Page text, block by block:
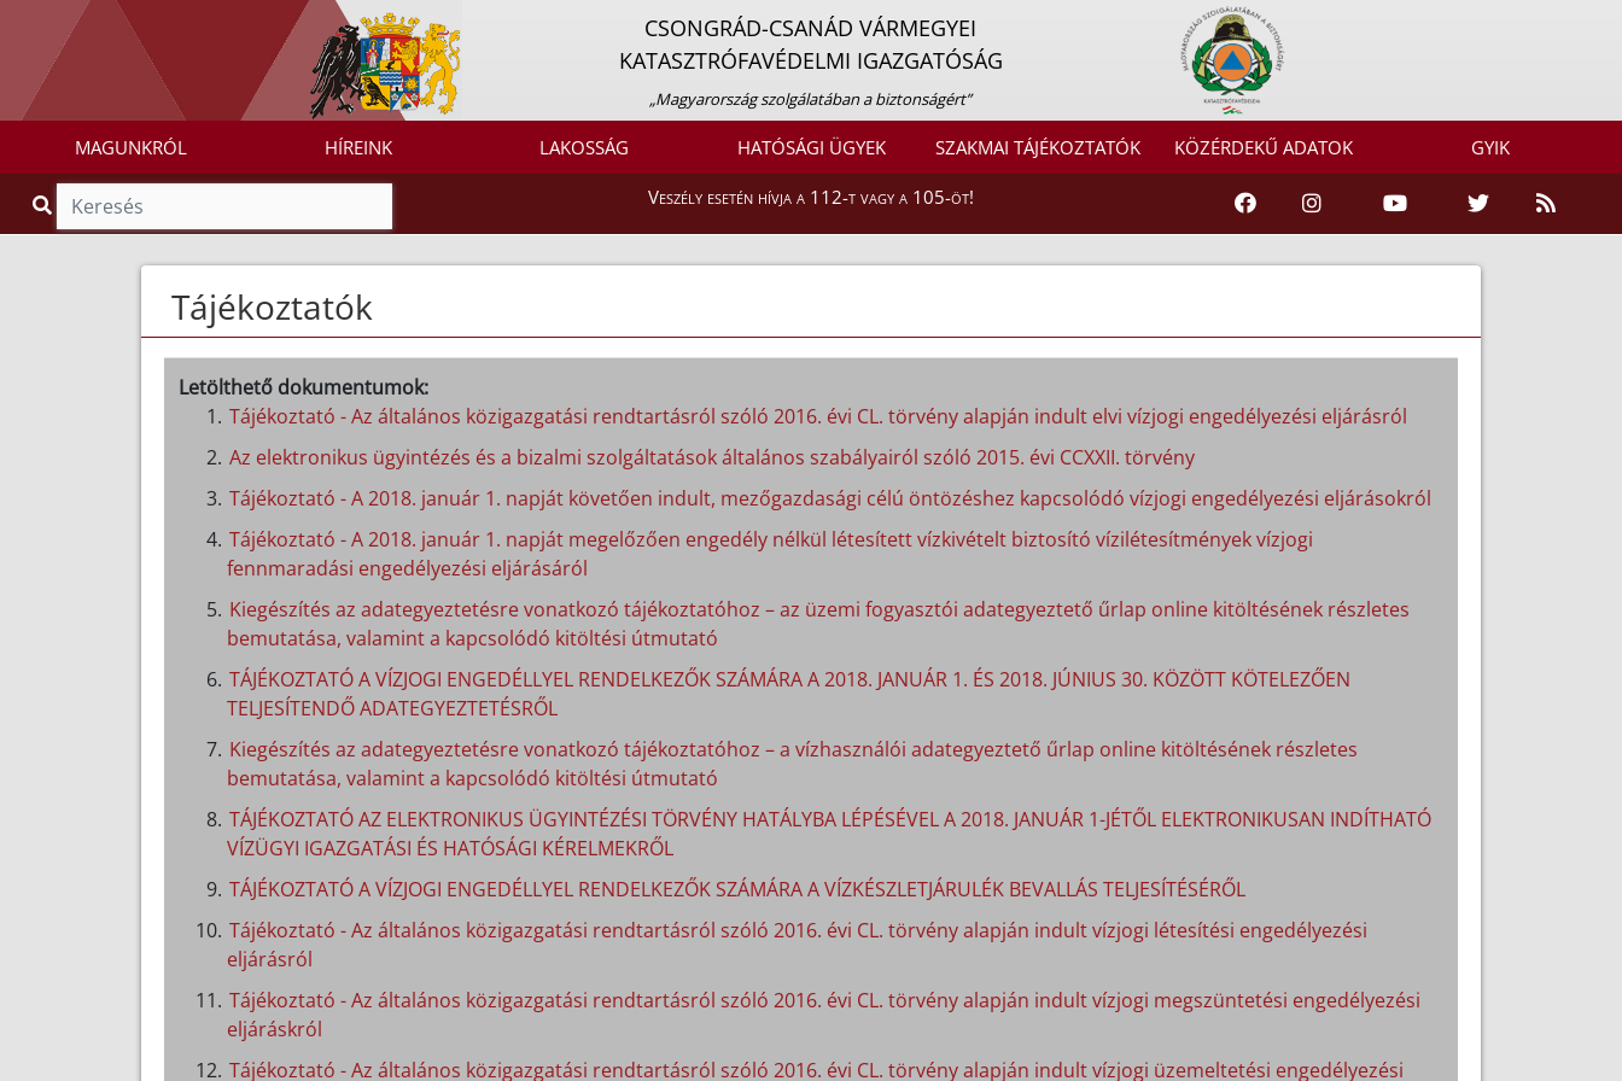
CSONGRÁD-CSANÁD VÁRMEGYEI
KATASZTRÓFAVÉDELMI IGAZGATÓSÁG
„Magyarország szolgálatában a biztonságért”
MAGUNKRÓL HÍREINK LAKOSSÁG HATÓSÁGI ÜGYEK SZAKMAI TÁJÉKOZTATÓK KÖZÉRDEKŰ ADATOK GYIK
Veszély esetén hívja a 112-t vagy a 105-öt!
Tájékoztatók
Letölthető dokumentumok:
Tájékoztató - Az általános közigazgatási rendtartásról szóló 2016. évi CL. törvény alapján indult elvi vízjogi engedélyezési eljárásról
Az elektronikus ügyintézés és a bizalmi szolgáltatások általános szabályairól szóló 2015. évi CCXXII. törvény
Tájékoztató - A 2018. január 1. napját követően indult, mezőgazdasági célú öntözéshez kapcsolódó vízjogi engedélyezési eljárásokról
Tájékoztató - A 2018. január 1. napját megelőzően engedély nélkül létesített vízkivételt biztosító vízilétesítmények vízjogi
fennmaradási engedélyezési eljárásáról
Kiegészítés az adategyeztetésre vonatkozó tájékoztatóhoz – az üzemi fogyasztói adategyeztető űrlap online kitöltésének részletes
bemutatása, valamint a kapcsolódó kitöltési útmutató
TÁJÉKOZTATÓ A VÍZJOGI ENGEDÉLLYEL RENDELKEZŐK SZÁMÁRA A 2018. JANUÁR 1. ÉS 2018. JÚNIUS 30. KÖZÖTT KÖTELEZŐEN
TELJESÍTENDŐ ADATEGYEZTETÉSRŐL
Kiegészítés az adategyeztetésre vonatkozó tájékoztatóhoz – a vízhasználói adategyeztető űrlap online kitöltésének részletes
bemutatása, valamint a kapcsolódó kitöltési útmutató
TÁJÉKOZTATÓ AZ ELEKTRONIKUS ÜGYINTÉZÉSI TÖRVÉNY HATÁLYBA LÉPÉSÉVEL A 2018. JANUÁR 1-JÉTŐL ELEKTRONIKUSAN INDÍTHATÓ
VÍZÜGYI IGAZGATÁSI ÉS HATÓSÁGI KÉRELMEKRŐL
TÁJÉKOZTATÓ A VÍZJOGI ENGEDÉLLYEL RENDELKEZŐK SZÁMÁRA A VÍZKÉSZLETJÁRULÉK BEVALLÁS TELJESÍTÉSÉRŐL
Tájékoztató - Az általános közigazgatási rendtartásról szóló 2016. évi CL. törvény alapján indult vízjogi létesítési engedélyezési
eljárásról
Tájékoztató - Az általános közigazgatási rendtartásról szóló 2016. évi CL. törvény alapján indult vízjogi megszüntetési engedélyezési
eljáráskról
Tájékoztató - Az általános közigazgatási rendtartásról szóló 2016. évi CL. törvény alapján indult vízjogi üzemeltetési engedélyezési